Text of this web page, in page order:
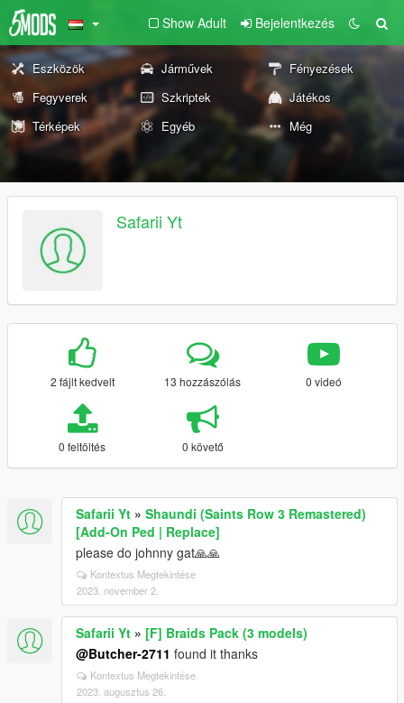
Show Adult Bejelentkezés
Eszközök Járművek
Fényezések
Fegyverek
Szkriptek
Játékos
Térképek
Egyéb Még
Safarii Yt
2 fájlt kedvelt 13 hozzászólás 0 videó
0 feltöltés 0 követő
Safarii Yt » Shaundi (Saints Row 3 Remastered)
[Add-On Ped | Replace]
please do johnny gat🙏🙏
Kontextus Megtekintése
2023. november 2.
Safarii Yt » [F] Braids Pack (3 models)
@Butcher-2711 found it thanks
Kontextus Megtekintése
2023. augusztus 26.